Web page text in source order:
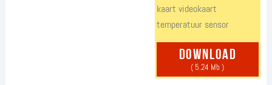
kaart videokaart
temperatuur sensor
download
( 5.24 Mb )